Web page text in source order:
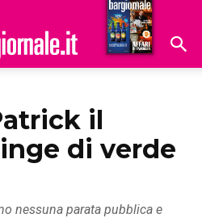
Hoteldomani
il
di verde
nessuna parata pubblica e